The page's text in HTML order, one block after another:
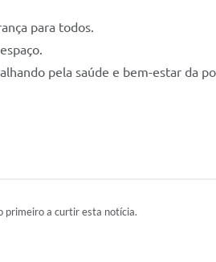
para todos.
pela saúde e bem-estar da
primeiro a curtir esta notícia.